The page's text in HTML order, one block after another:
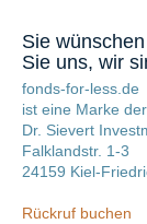
Sie
Sie uns, wir
fonds-for-less.de
ist eine Marke der
Dr. Sievert
Falklandstr. 1-3
24159 Kiel-
Rückruf buchen